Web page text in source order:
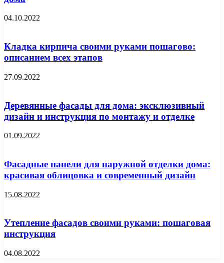
04.10.2022
Кладка кирпича своими руками пошагово:
описанием всех этапов
27.09.2022
Деревянные фасады для дома: эксклюзивный
дизайн и инструкция по монтажу и отделке
01.09.2022
Фасадные панели для наружной отделки дома:
красивая облицовка и современный дизайн
15.08.2022
Утепление фасадов своими руками: пошаговая
инструкция
04.08.2022